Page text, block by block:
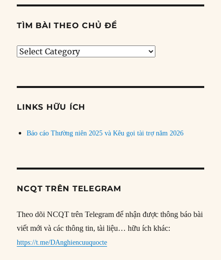
TÌM BÀI THEO CHỦ ĐỀ
Tìm
đề
LINKS HỮU ÍCH
Báo cáo Thường niên 2025 và Kêu gọi tài trợ năm 2026
NCQT TRÊN TELEGRAM
Theo dõi NCQT trên Telegram để nhận được thông báo bài
viết mới và các thông tin, tài liệu… hữu ích khác:
https://t.me/DAnghiencuuquocte